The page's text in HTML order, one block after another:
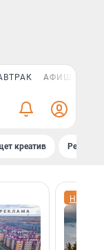
АФИША PLUS
креатив